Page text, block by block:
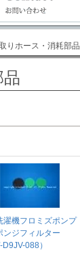
りホース・消耗部品
品
濯機フロミズポンプ
ンジフィルター
D9JV-088）